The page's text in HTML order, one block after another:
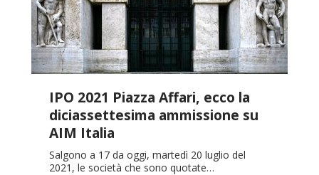
IPO 2021 Piazza Affari, ecco la
diciassettesima ammissione su
AIM Italia
Salgono a 17 da oggi, martedì 20 luglio del
2021, le società che sono quotate…